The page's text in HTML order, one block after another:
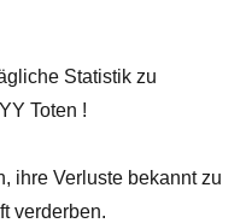
Statistik zu
Toten !
ihre Verluste bekannt zu
verderben.